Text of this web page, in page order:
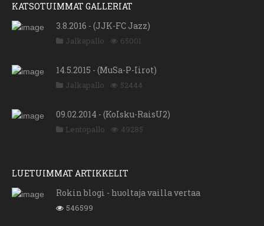
KATSOTUIMMAT GALLERIAT
3.8.2016 - (JJK-FC Jazz)
Jalkapallo 65001
14.5.2015 - (MuSa-P-Iirot)
Jalkapallo 52444
09.02.2014 - (KoIsku-RaisU2)
Lentopallo 49285
LUETUIMMAT ARTIKKELIT
Rokin blogi - huoltaja vailla vertaa
546599